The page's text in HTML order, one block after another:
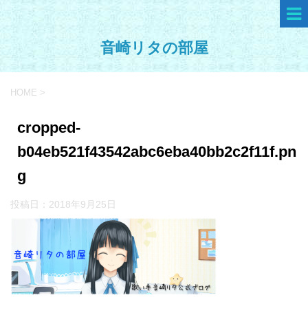
音崎リタの部屋
HOME >
cropped-
b04eb521f43542abc6eba40bb2c2f11f.pn
g
投稿日： 2018年9月25日